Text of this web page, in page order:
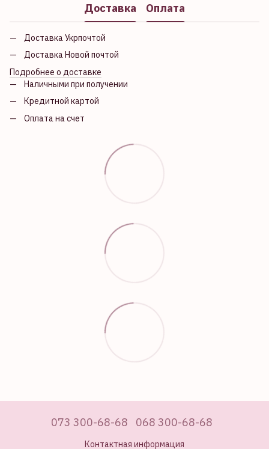
Доставка Оплата
Доставка Укрпочтой
Доставка Новой почтой
Подробнее о доставке
Наличными при получении
Кредитной картой
Оплата на счет
073 300-68-68 068 300-68-68
Контактная информация